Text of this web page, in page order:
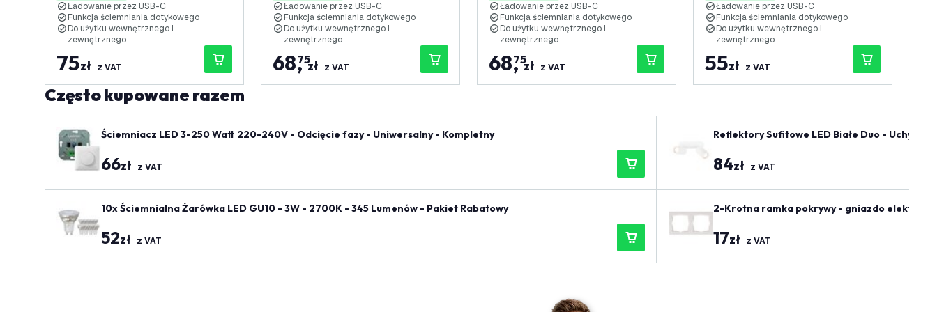
Ładowanie przez USB-C
Funkcja ściemniania dotykowego
Do użytku wewnętrznego i
zewnętrznego
75zł z VAT
Ładowanie przez USB-C
Funkcja ściemniania dotykowego
Do użytku wewnętrznego i
zewnętrznego
68,
75zł z VAT
Ładowanie przez USB-C
Funkcja ściemniania dotykowego
Do użytku wewnętrznego i
zewnętrznego
68,
75zł z VAT
Ładowanie przez USB-C
Funkcja ściemniania dotykowego
Do użytku wewnętrznego i
zewnętrznego
55zł z VAT
Często kupowane razem
Ściemniacz LED 3-250 Watt 220-240V - Odcięcie fazy - Uniwersalny - Kompletny
66zł z VAT
10x Ściemnialna Żarówka LED GU10 - 3W - 2700K - 345 Lumenów - Pakiet Rabatowy
52zł z VAT
Reflektory Sufitowe LED Białe Duo - Uchylne
84zł z VAT
2-Krotna ramka pokrywy - gniazdo
17zł z VAT